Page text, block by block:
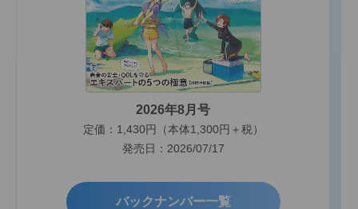
2026年8月号
定価：1,430円（本体1,300円＋税）
発売日：2026/07/17
バックナンバー一覧